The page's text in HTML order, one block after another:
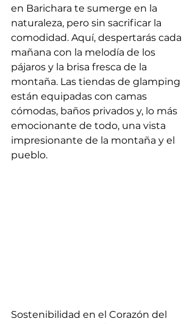
en Barichara te sumerge en la
naturaleza, pero sin sacrificar la
comodidad. Aquí, despertarás cada
mañana con la melodía de los
pájaros y la brisa fresca de la
montaña. Las tiendas de glamping
están equipadas con camas
cómodas, baños privados y, lo más
emocionante de todo, una vista
impresionante de la montaña y el
pueblo.
Sostenibilidad en el Corazón del